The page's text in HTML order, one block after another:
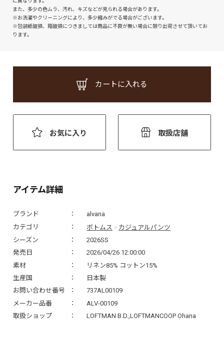
また、多少の色ムラ、汚れ、キズなどが見られる場合があります。
※お洗濯やクリーニングにより、多少縮みがでる場合がございます。
※包装紙破損、箱破損につきましては商品に不良が無い場合に限り出荷させて頂いてお
ります。
カートに入れる
お気に入り 取扱店舗
アイテム詳細
ブランド
alvana
カテゴリ
ボトムス > カジュアルパンツ
シーズン
2026SS
発売日
2026/04/26 12:00:00
素材
リネン85% コットン15%
生産国
日本製
お問い合わせ番号
737AL00109
メーカー品番
ALV-00109
取扱ショップ
LOFTMAN B.D.,LOFTMANCOOP Ohana